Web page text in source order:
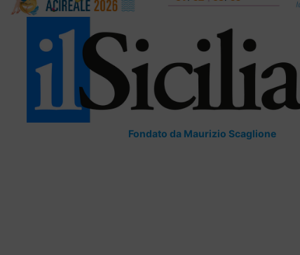
Fondato da Maurizio Scaglione